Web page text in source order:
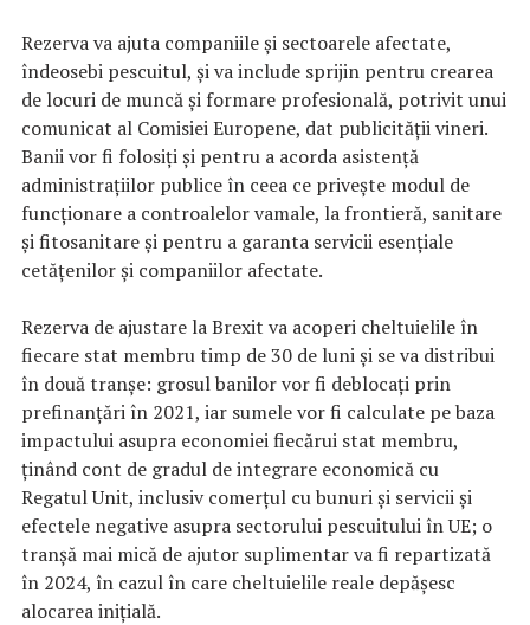
Rezerva va ajuta companiile şi sectoarele afectate,
îndeosebi pescuitul, şi va include sprijin pentru crearea
de locuri de muncă şi formare profesională, potrivit unui
comunicat al Comisiei Europene, dat publicităţii vineri.
Banii vor fi folosiţi şi pentru a acorda asistenţă
administraţiilor publice în ceea ce priveşte modul de
funcţionare a controalelor vamale, la frontieră, sanitare
şi fitosanitare şi pentru a garanta servicii esenţiale
cetăţenilor şi companiilor afectate.
Rezerva de ajustare la Brexit va acoperi cheltuielile în
fiecare stat membru timp de 30 de luni şi se va distribui
în două tranşe: grosul banilor vor fi deblocaţi prin
prefinanţări în 2021, iar sumele vor fi calculate pe baza
impactului asupra economiei fiecărui stat membru,
ţinând cont de gradul de integrare economică cu
Regatul Unit, inclusiv comerţul cu bunuri şi servicii şi
efectele negative asupra sectorului pescuitului în UE; o
tranşă mai mică de ajutor suplimentar va fi repartizată
în 2024, în cazul în care cheltuielile reale depăşesc
alocarea iniţială.